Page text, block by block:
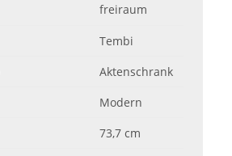
freiraum
Tembi
Aktenschrank
Modern
73,7 cm